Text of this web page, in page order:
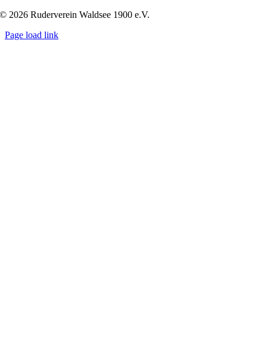
© 2026 Ruderverein Waldsee 1900 e.V.
Page load link